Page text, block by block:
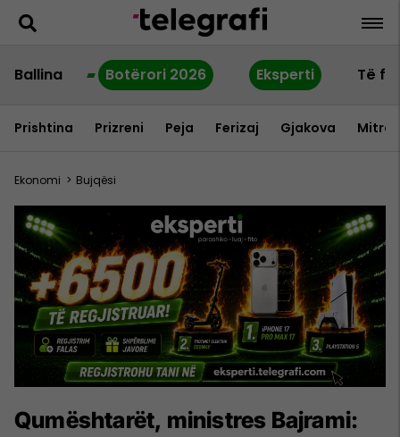
Ballina Botërori 2026 Eksperti Të
Prishtina Prizreni Peja Ferizaj Gjakova
Ekonomi > Bujqësi
Qumështarët, ministres Bajrami: